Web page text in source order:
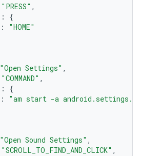
"PRESS" ,
:
{
:
"HOME"
"Open Settings" ,
"COMMAND" ,
:
{
:
"am start -a
"Open Sound Settings" ,
"SCROLL_TO_FIND_AND_CLICK" ,